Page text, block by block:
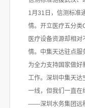
1月31日，信测标准
情。开立医疗五分类
医疗设备资源却相
情。中集天达驻点服
为全力支持国家做
工作。深圳中集天达
一线，但我们一直在
——深圳水务集团远